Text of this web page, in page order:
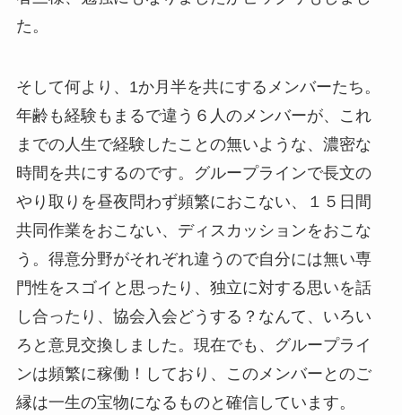
た。
そして何より、1か月半を共にするメンバーたち。
年齢も経験もまるで違う６人のメンバーが、これ
までの人生で経験したことの無いような、濃密な
時間を共にするのです。グループラインで長文の
やり取りを昼夜問わず頻繁におこない、１５日間
共同作業をおこない、ディスカッションをおこな
う。得意分野がそれぞれ違うので自分には無い専
門性をスゴイと思ったり、独立に対する思いを話
し合ったり、協会入会どうする？なんて、いろい
ろと意見交換しました。現在でも、グループライ
ンは頻繁に稼働！しており、このメンバーとのご
縁は一生の宝物になるものと確信しています。